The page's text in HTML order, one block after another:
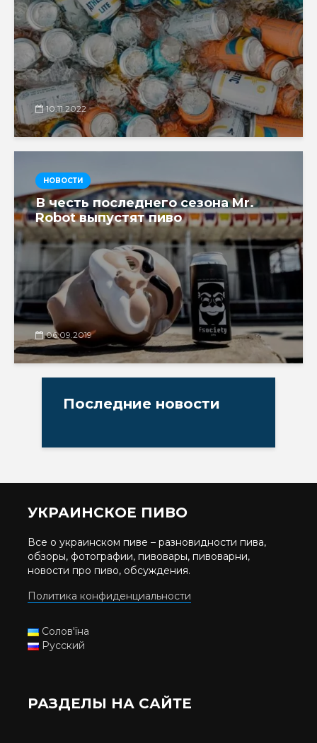
10.11.2022
НОВОСТИ
В честь последнего сезона Mr.
Robot выпустят пиво
06.09.2019
Последние новости
УКРАИНСКОЕ ПИВО
Все о украинском пиве – разновидности пива,
обзоры, фотографии, пивовары, пивоварни,
новости про пиво, обсуждения.
Политика конфиденциальности
Солов'їна
Русский
РАЗДЕЛЫ НА САЙТЕ